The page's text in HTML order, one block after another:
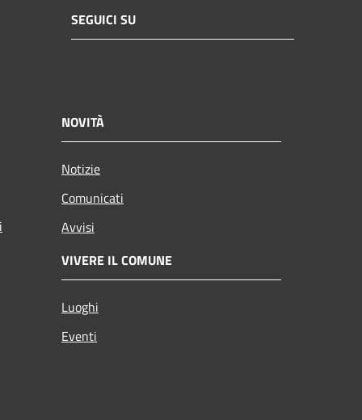
SEGUICI SU
NOVITÀ
Notizie
Comunicati
Avvisi
VIVERE IL COMUNE
Luoghi
Eventi